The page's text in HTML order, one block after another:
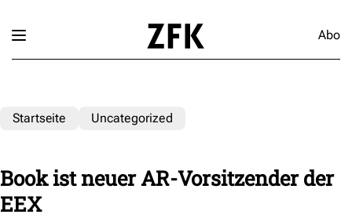
Abo
Startseite Uncategorized
Book ist neuer AR-Vorsitzender der
EEX